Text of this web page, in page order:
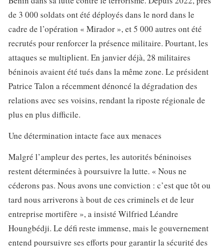
de 3 000 soldats ont été déployés dans le nord dans le
cadre de l’opération « Mirador », et 5 000 autres ont été
recrutés pour renforcer la présence militaire. Pourtant, les
attaques se multiplient. En janvier déjà, 28 militaires
béninois avaient été tués dans la même zone. Le président
Patrice Talon a récemment dénoncé la dégradation des
relations avec ses voisins, rendant la riposte régionale de
plus en plus difficile.
Une détermination intacte face aux menaces
Malgré l’ampleur des pertes, les autorités béninoises
restent déterminées à poursuivre la lutte. « Nous ne
céderons pas. Nous avons une conviction : c’est que tôt ou
tard nous arriverons à bout de ces criminels et de leur
entreprise mortifère », a insisté Wilfried Léandre
Houngbédji. Le défi reste immense, mais le gouvernement
entend poursuivre ses efforts pour garantir la sécurité des